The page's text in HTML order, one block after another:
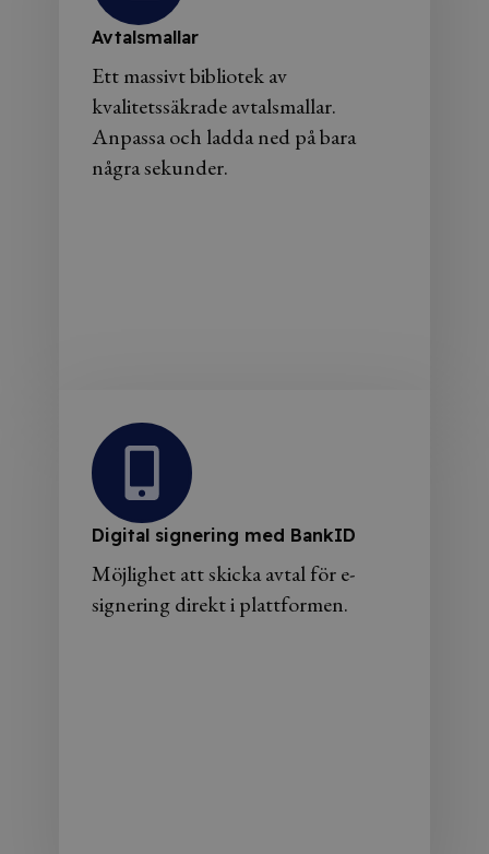
Avtalsmallar
Ett massivt bibliotek av
kvalitetssäkrade avtalsmallar.
Anpassa och ladda ned på bara
några sekunder.
Digital signering med BankID
Möjlighet att skicka avtal för e-
signering direkt i plattformen.